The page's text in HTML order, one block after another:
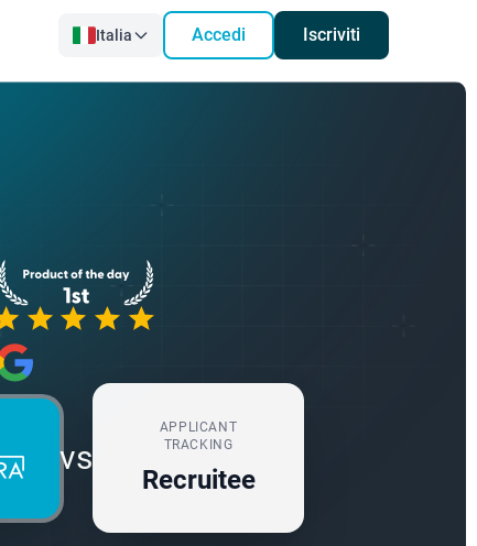
Italia Accedi Iscriviti
vs
APPLICANT
TRACKING
Recruitee